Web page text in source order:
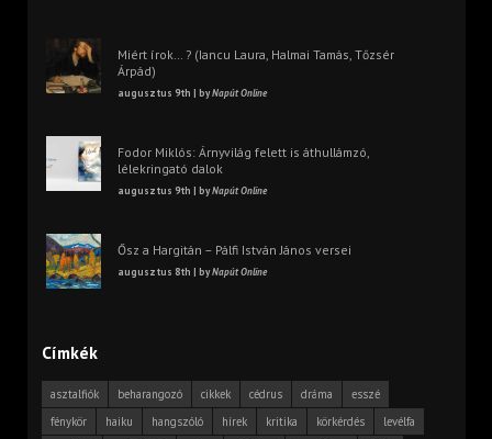
Miért írok… ? (Iancu Laura, Halmai Tamás, Tőzsér
Árpád)
augusztus 9th | byNapút Online
Fodor Miklós: Árnyvilág felett is áthullámzó,
lélekringató dalok
augusztus 9th | byNapút Online
Ősz a Hargitán – Pálfi István János versei
augusztus 8th | byNapút Online
Címkék
asztalfiók beharangozó cikkek cédrus dráma
esszé
fénykör
haiku hangszóló hírek kritika körkérdés
levélfa